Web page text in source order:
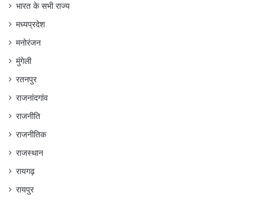
भारत के सभी राज्य
मध्यप्रदेश
मनोरंजन
मुंगेली
रतनपुर
राजनांदगांव
राजनीति
राजनीतिक
राजस्थान
रायगढ़
रायपुर